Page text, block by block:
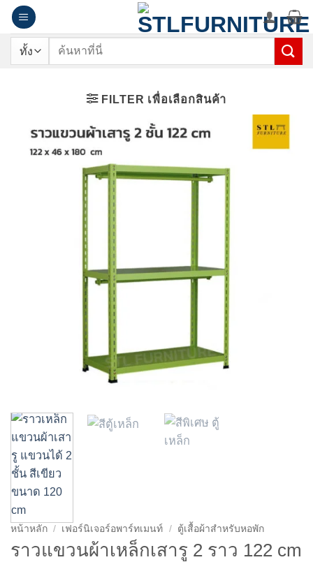
ข้าม
เนื้อหา
ค้นหา:
FILTER เพื่อเลือกสินค้า
หน้าหลัก / เฟอร์นิเจอร์อพาร์ทเมนท์ / ตู้เสื้อผ้าสำหรับหอพัก
ราวแขวนผ้าเหล็กเสารู 2 ราว 122 cm